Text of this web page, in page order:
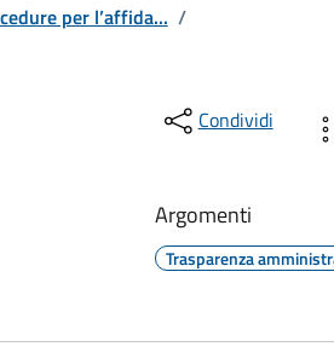
per l’affida... /
Condividi
Argomenti
Trasparenza